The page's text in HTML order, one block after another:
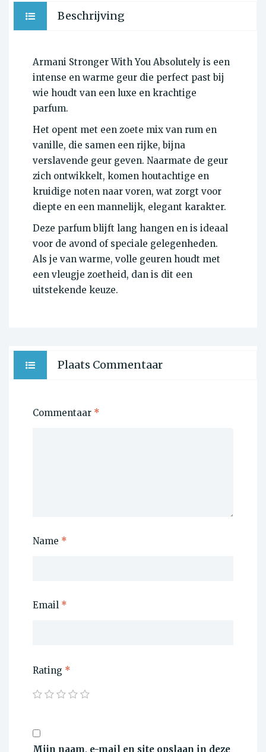
Beschrijving
Armani Stronger With You Absolutely is een
intense en warme geur die perfect past bij
wie houdt van een luxe en krachtige
parfum.
Het opent met een zoete mix van rum en
vanille, die samen een rijke, bijna
verslavende geur geven. Naarmate de geur
zich ontwikkelt, komen houtachtige en
kruidige noten naar voren, wat zorgt voor
diepte en een mannelijk, elegant karakter.
Deze parfum blijft lang hangen en is ideaal
voor de avond of speciale gelegenheden.
Als je van warme, volle geuren houdt met
een vleugje zoetheid, dan is dit een
uitstekende keuze.
Plaats Commentaar
Commentaar *
Name *
Email *
Rating *
Mijn naam, e-mail en site opslaan in deze